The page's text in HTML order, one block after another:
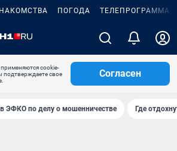
ПОГОДА ТЕЛЕПРОГРАММА
cookie-
подтверждаете свое
Согласен
ЭФКО по делу о мошенничестве Где